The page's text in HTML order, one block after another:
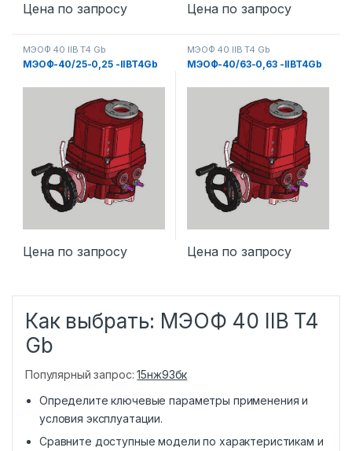
Цена по запросу Цена по запросу
МЭОФ 40 IIB T4 Gb
МЭОФ-40/25-0,25 -IIBT4Gb
Цена по запросу
МЭОФ 40 IIB T4 Gb
МЭОФ-40/63-0,63 -IIBT4Gb
Цена по запросу
Как выбрать: МЭОФ 40 IIB T4
Gb
Популярный запрос:15нж93бк
Определите ключевые параметры применения и
условия эксплуатации.
Сравните доступные модели по характеристикам и